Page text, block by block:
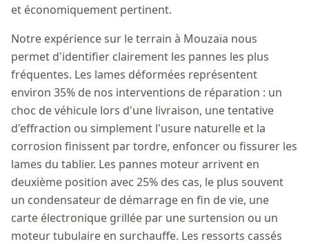
et économiquement pertinent.
Notre expérience sur le terrain à Mouzaïa nous
permet d'identifier clairement les pannes les plus
fréquentes. Les lames déformées représentent
environ 35% de nos interventions de réparation : un
choc de véhicule lors d'une livraison, une tentative
d'effraction ou simplement l'usure naturelle et la
corrosion finissent par tordre, enfoncer ou fissurer les
lames du tablier. Les pannes moteur arrivent en
deuxième position avec 25% des cas, le plus souvent
un condensateur de démarrage en fin de vie, une
carte électronique grillée par une surtension ou un
moteur tubulaire en surchauffe. Les ressorts cassés